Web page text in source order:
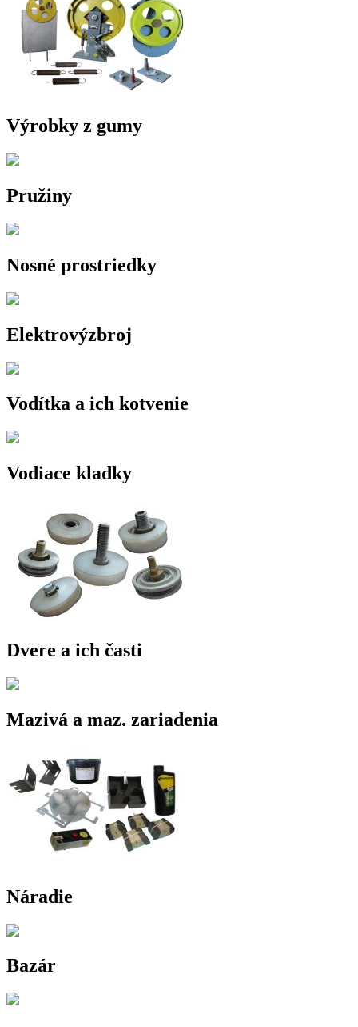
Výrobky z gumy
Pružiny
Nosné prostriedky
Elektrovýzbroj
Vodítka a ich kotvenie
Vodiace kladky
Dvere a ich časti
Mazivá a maz. zariadenia
Náradie
Bazár